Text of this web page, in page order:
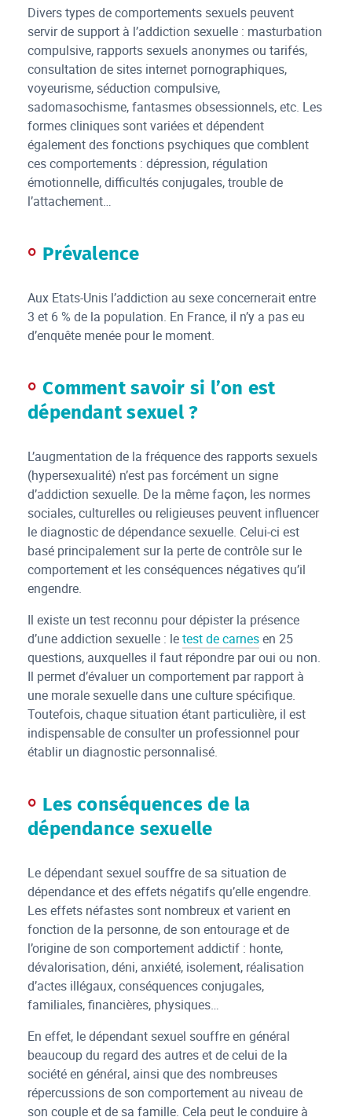
Divers types de comportements sexuels peuvent
servir de support à l’addiction sexuelle : masturbation
compulsive, rapports sexuels anonymes ou tarifés,
consultation de sites internet pornographiques,
voyeurisme, séduction compulsive,
sadomasochisme, fantasmes obsessionnels, etc. Les
formes cliniques sont variées et dépendent
également des fonctions psychiques que comblent
ces comportements : dépression, régulation
émotionnelle, difficultés conjugales, trouble de
l’attachement…
Prévalence
Aux Etats-Unis l’addiction au sexe concernerait entre
3 et 6 % de la population. En France, il n’y a pas eu
d’enquête menée pour le moment.
Comment savoir si l’on est
dépendant sexuel ?
L’augmentation de la fréquence des rapports sexuels
(hypersexualité) n’est pas forcément un signe
d’addiction sexuelle. De la même façon, les normes
sociales, culturelles ou religieuses peuvent influencer
le diagnostic de dépendance sexuelle. Celui-ci est
basé principalement sur la perte de contrôle sur le
comportement et les conséquences négatives qu’il
engendre.
Il existe un test reconnu pour dépister la présence
d’une addiction sexuelle : letest de carnesen 25
questions, auxquelles il faut répondre par oui ou non.
Il permet d’évaluer un comportement par rapport à
une morale sexuelle dans une culture spécifique.
Toutefois, chaque situation étant particulière, il est
indispensable de consulter un professionnel pour
établir un diagnostic personnalisé.
Les conséquences de la
dépendance sexuelle
Le dépendant sexuel souffre de sa situation de
dépendance et des effets négatifs qu’elle engendre.
Les effets néfastes sont nombreux et varient en
fonction de la personne, de son entourage et de
l’origine de son comportement addictif : honte,
dévalorisation, déni, anxiété, isolement, réalisation
d’actes illégaux, conséquences conjugales,
familiales, financières, physiques…
En effet, le dépendant sexuel souffre en général
beaucoup du regard des autres et de celui de la
société en général, ainsi que des nombreuses
répercussions de son comportement au niveau de
son couple et de sa famille. Cela peut le conduire à